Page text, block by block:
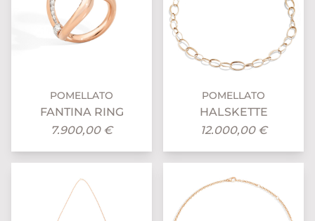
POMELLATO
FANTINA RING
7.900,00 €
POMELLATO
HALSKETTE
12.000,00 €